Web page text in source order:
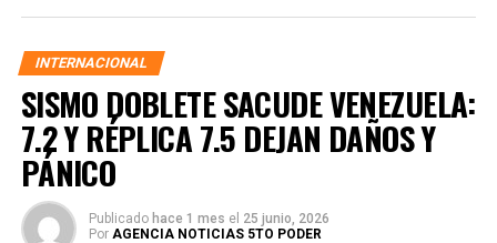
INTERNACIONAL
SISMO DOBLETE SACUDE VENEZUELA:
7.2 Y RÉPLICA 7.5 DEJAN DAÑOS Y
PÁNICO
Publicado hace 1 mes el 25 junio, 2026
Por AGENCIA NOTICIAS 5TO PODER